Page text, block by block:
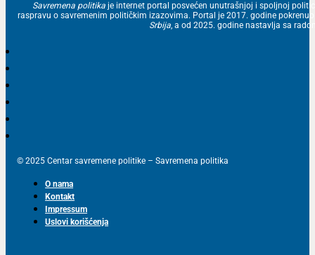
Savremena politika je internet portal posvećen unutrašnjoj i spoljnoj
raspravu o savremenim političkim izazovima. Portal je 2017. godine
Srbija, a od 2025. godine nastavlja sa
© 2025 Centar savremene politike – Savremena politika
O nama
Kontakt
Impressum
Uslovi korišćenja